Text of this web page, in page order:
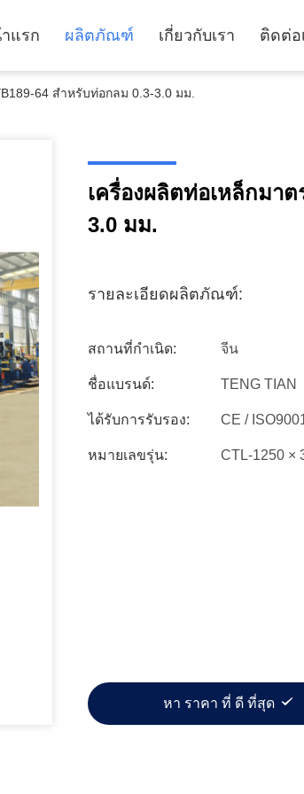
แรก ผลิตภัณฑ์ เกี่ยวกับเรา ติดต่อ
64 สำหรับท่อกลม 0.3-3.0 มม.
เครื่องผลิตท่อเหล็กมา
3.0 มม.
รายละเอียดผลิตภัณฑ์:
สถานที่กำเนิด: จีน
ชื่อแบรนด์: TENG TIAN
ได้รับการรับรอง: CE /
หมายเลขรุ่น: CTL-1250 ×
หา ราคา ที่ ดี ที่สุด